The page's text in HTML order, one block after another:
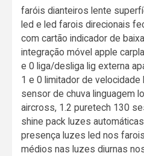
faróis dianteiros lente
led e led farois direcionais
com cartão indicador de
integração móvel apple
e 0 liga/desliga lig externa
1 e 0 limitador de
sensor de chuva linguagem
aircross, 1.2 puretech 130
shine pack luzes
presença luzes led nos
médios nas luzes diurnas